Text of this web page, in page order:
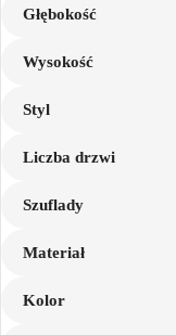
Głębokość
Wysokość
Styl
Liczba drzwi
Szuflady
Materiał
Kolor